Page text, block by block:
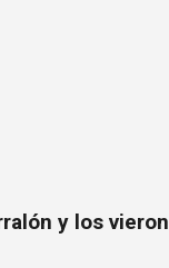
y los vieron